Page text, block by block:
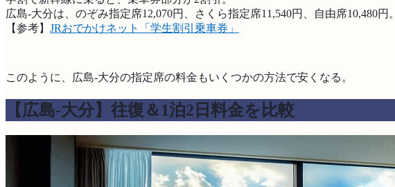
広島-大分は、のぞみ指定席12,070円、さくら指定席11,540円、自由席10,480円。
【参考】 JRおでかけネット「学生割引乗車券」
このように、広島-大分の指定席の料金もいくつかの方法で安くなる。
【広島-大分】往復＆1泊2日料金を比較